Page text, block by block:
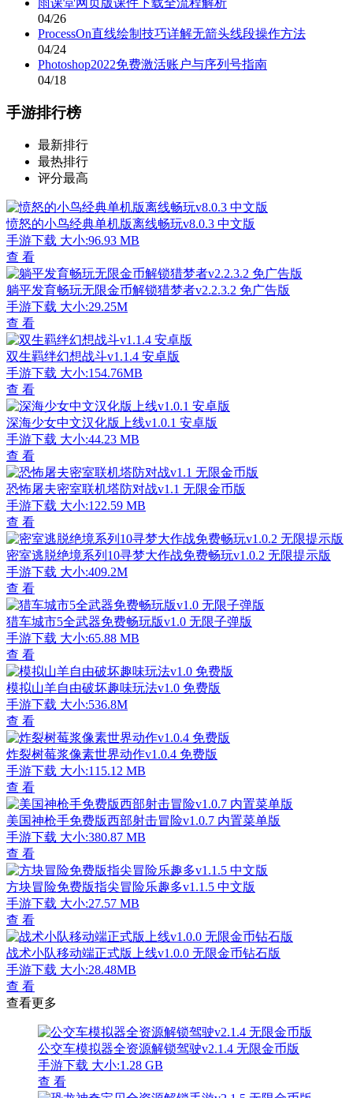
04/26
ProcessOn直线绘制技巧详解无箭头线段操作方法
04/24
Photoshop2022免费激活账户与序列号指南
04/18
手游排行榜
最新排行
最热排行
评分最高
愤怒的小鸟经典单机版离线畅玩v8.0.3 中文版
手游下载 大小:96.93 MB
查 看
躺平发育畅玩无限金币解锁猎梦者v2.2.3.2 免广告版
手游下载 大小:29.25M
查 看
双生羁绊幻想战斗v1.1.4 安卓版
手游下载 大小:154.76MB
查 看
深海少女中文汉化版上线v1.0.1 安卓版
手游下载 大小:44.23 MB
查 看
恐怖屠夫密室联机塔防对战v1.1 无限金币版
手游下载 大小:122.59 MB
查 看
密室逃脱绝境系列10寻梦大作战免费畅玩v1.0.2 无限提示版
手游下载 大小:409.2M
查 看
猎车城市5全武器免费畅玩版v1.0 无限子弹版
手游下载 大小:65.88 MB
查 看
模拟山羊自由破坏趣味玩法v1.0 免费版
手游下载 大小:536.8M
查 看
炸裂树莓浆像素世界动作v1.0.4 免费版
手游下载 大小:115.12 MB
查 看
美国神枪手免费版西部射击冒险v1.0.7 内置菜单版
手游下载 大小:380.87 MB
查 看
方块冒险免费版指尖冒险乐趣多v1.1.5 中文版
手游下载 大小:27.57 MB
查 看
战术小队移动端正式版上线v1.0.0 无限金币钻石版
手游下载 大小:28.48MB
查 看
查看更多
公交车模拟器全资源解锁驾驶v2.1.4 无限金币版
手游下载 大小:1.28 GB
查 看